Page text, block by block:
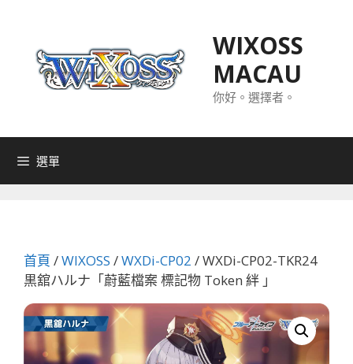
WIXOSS
MACAU
你好。選擇者。
選單
首頁 /WIXOSS /WXDi-CP02 / WXDi-CP02-TKR24
黒舘ハルナ「蔚藍檔案 標記物 Token 絆 」